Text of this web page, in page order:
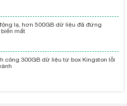
lạ, hơn 500GB dữ liệu đã đứng
mất
công 300GB dữ liệu từ box Kingston lỗi